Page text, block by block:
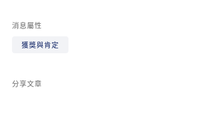
消息屬性
獲獎與肯定
分享文章